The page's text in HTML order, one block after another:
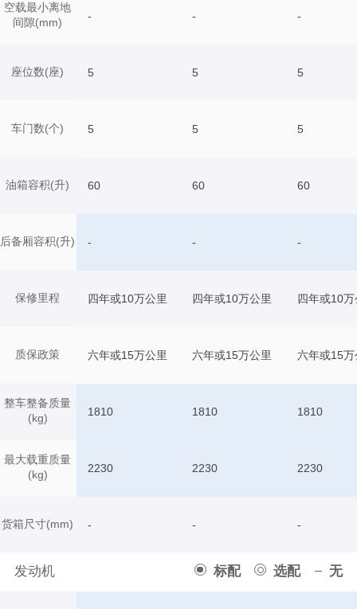
空载最小离地
间隙(mm)
座位数(座)
车门数(个)
油箱容积(升)
后备厢容积(升)
保修里程
质保政策
整车整备质量
(kg)
最大载重质量
(kg)
货箱尺寸(mm)
发动机 标配 选配 无
- - -
5 5 5
5 5 5
60 60 60
- - -
四年或10万公里 四年或10万公里 四年或10万
六年或15万公里 六年或15万公里 六年或15万
1810 1810 1810
2230 2230 2230
- - -